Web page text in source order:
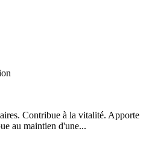
Contribue à la vitalité. Apporte
au maintien d'une...